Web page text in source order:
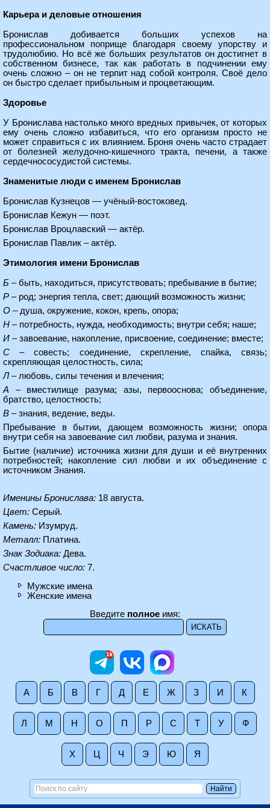
Карьера и деловые отношения
Бронислав добивается больших успехов на
профессиональном поприще благодаря своему упорству и
трудолюбию. Но всё же больших результатов он достигнет в
собственном бизнесе, так как работать в подчинении ему
очень сложно – он не терпит над собой контроля. Своё дело
он быстро сделает прибыльным и процветающим.
Здоровье
У Бронислава настолько много вредных привычек, от которых
ему очень сложно избавиться, что его организм просто не
может справиться с их влиянием. Броня очень часто страдает
от болезней желудочно-кишечного тракта, печени, а также
сердечнососудистой системы.
Знаменитые люди с именем Бронислав
Бронислав Кузнецов — учёный-востоковед.
Бронислав Кежун — поэт.
Бронислав Вроцлавский — актёр.
Бронислав Павлик – актёр.
Этимология имени Бронислав
Б – быть, находиться, присутствовать; пребывание в бытие;
Р – род; энергия тепла, свет; дающий возможность жизни;
О – душа, окружение, кокон, крепь, опора;
Н – потребность, нужда, необходимость; внутри себя; наше;
И – завоевание, накопление, присвоение, соединение; вместе;
С – совесть; соединение, скрепление, спайка, связь;
скрепляющая целостность, сила;
Л– любовь, силы течения и влечения;
А – вместилище разума; азы, первооснова; объединение,
братство, целостность;
В – знания, ведение, веды.
Пребывание в бытии, дающем возможность жизни; опора
внутри себя на завоевание сил любви, разума и знания.
Бытие (наличие) источника жизни для души и её внутренних
потребностей; накопление сил любви и их объединение с
источником Знания.
Именины Бронислава: 18 августа.
Цвет: Серый.
Камень: Изумруд.
Металл: Платина.
Знак Зодиака: Дева.
Счастливое число: 7.
Мужские имена
Женские имена
Введите полное имя:
А Б В Г Д Е Ж З И К
Л М Н О П Р С Т У Ф
Х Ц Ч Э Ю Я